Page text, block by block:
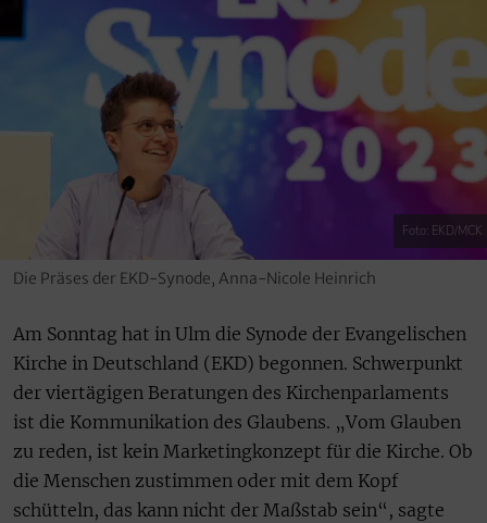
Foto: EKD/MCK
Die Präses der EKD-Synode, Anna-Nicole Heinrich
Am Sonntag hat in Ulm die Synode der Evangelischen
Kirche in Deutschland (EKD) begonnen. Schwerpunkt
der viertägigen Beratungen des Kirchenparlaments
ist die Kommunikation des Glaubens. „Vom Glauben
zu reden, ist kein Marketingkonzept für die Kirche. Ob
die Menschen zustimmen oder mit dem Kopf
schütteln, das kann nicht der Maßstab sein“, sagte